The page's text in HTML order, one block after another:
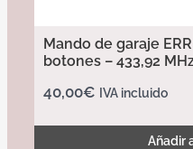
Mando de garaje
botones – 433,92
40,00€ IVA incluido
Añadir